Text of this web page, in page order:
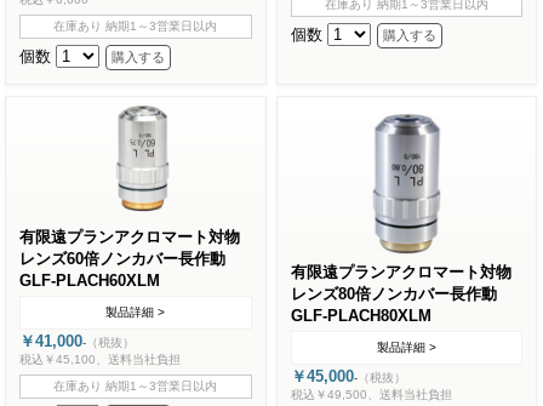
在庫あり 納期1～3営業日以内
個数
在庫あり 納期1～3営業日以内
個数
有限遠プランアクロマート対物
レンズ60倍ノンカバー長作動
GLF-PLACH60XLM
製品詳細 >
￥41,000- （税抜）
税込￥45,100、送料当社負担
在庫あり 納期1～3営業日以内
有限遠プランアクロマート対物
レンズ80倍ノンカバー長作動
GLF-PLACH80XLM
製品詳細 >
￥45,000- （税抜）
税込￥49,500、送料当社負担